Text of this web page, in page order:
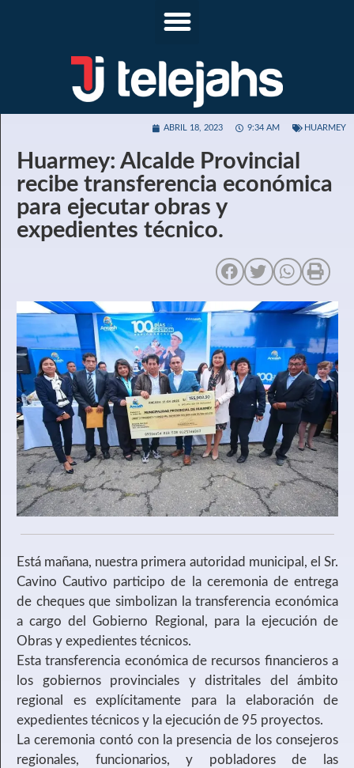
ABRIL 18, 2023 9:34 AM HUARMEY
Huarmey: Alcalde Provincial
recibe transferencia económica
para ejecutar obras y
expedientes técnico.
Está mañana, nuestra primera autoridad municipal, el Sr.
Cavino Cautivo participo de la ceremonia de entrega
de cheques que simbolizan la transferencia económica
a cargo del Gobierno Regional, para la ejecución de
Obras y expedientes técnicos.
Esta transferencia económica de recursos financieros a
los gobiernos provinciales y distritales del ámbito
regional es explícitamente para la elaboración de
expedientes técnicos y la ejecución de 95 proyectos.
La ceremonia contó con la presencia de los consejeros
regionales, funcionarios, y pobladores de las